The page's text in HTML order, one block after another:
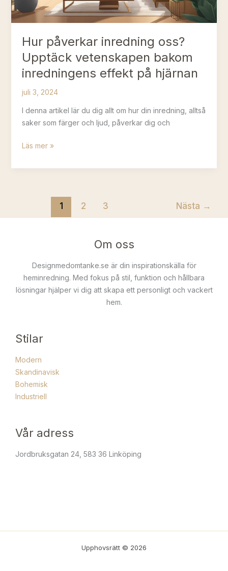
Hur påverkar inredning oss?
Upptäck vetenskapen bakom
inredningens effekt på hjärnan
juli 3, 2024
I denna artikel lär du dig allt om hur din inredning, alltså
saker som färger och ljud, påverkar dig och
Hur
inredning
vetenskapen
bakom
hjärnan
Läs mer »
1 2 3 Nästa →
Om oss
Designmedomtanke.se är din inspirationskälla för
heminredning. Med fokus på stil, funktion och hållbara
lösningar hjälper vi dig att skapa ett personligt och vackert
hem.
Stilar
Modern
Skandinavisk
Bohemisk
Industriell
Vår adress
Jordbruksgatan 24, 583 36 Linköping
Upphovsrätt © 2026